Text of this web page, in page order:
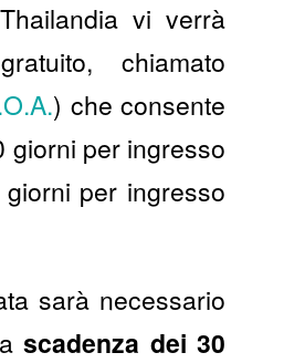
vi verrà
chiamato
) che consente
giorni per ingresso
per ingresso
sarà necessario
scadenza dei 30